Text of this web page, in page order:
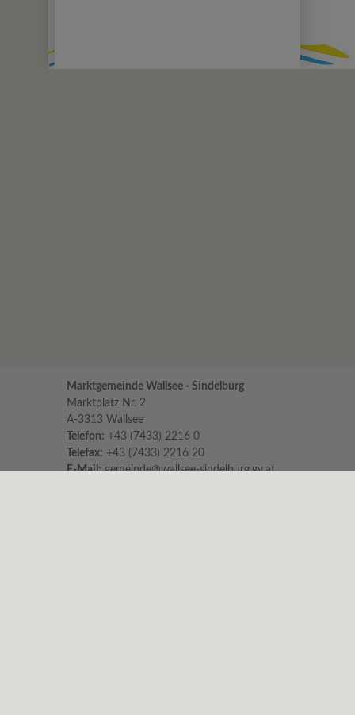
Marktgemeinde Wallsee - Sindelburg
Marktplatz Nr. 2
A-3313 Wallsee
Telefon: +43 (7433) 2216 0
Telefax: +43 (7433) 2216 20
E-Mail: gemeinde@wallsee-sindelburg.gv.at